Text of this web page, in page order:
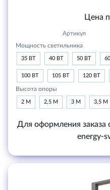
Цена
Артикул
Мощность светильника
35 ВТ 40 ВТ 50 ВТ
100 ВТ 105 ВТ 120 ВТ
Высота опоры
2 М 2,5 М 3 М 3,5 М
Для оформления заказа
energy-